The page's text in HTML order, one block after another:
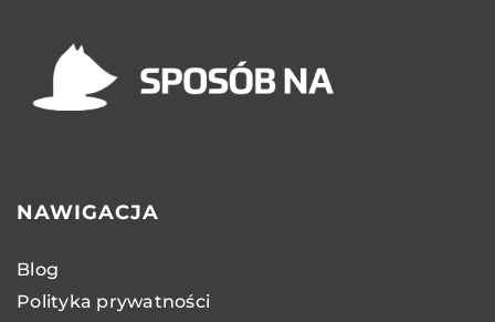
NAWIGACJA
Blog
Polityka prywatności